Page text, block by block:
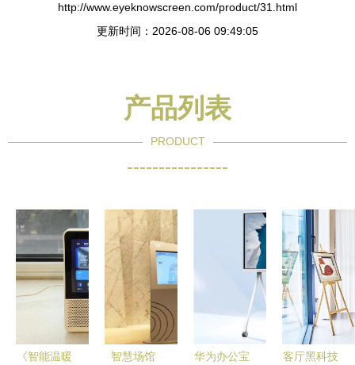
http://www.eyeknowscreen.com/product/31.html
更新时间：2026-08-06 09:49:05
产品列表
PRODUCT
----------------
《智能温暖
智慧场馆
华为办公宝
客厅黑科技